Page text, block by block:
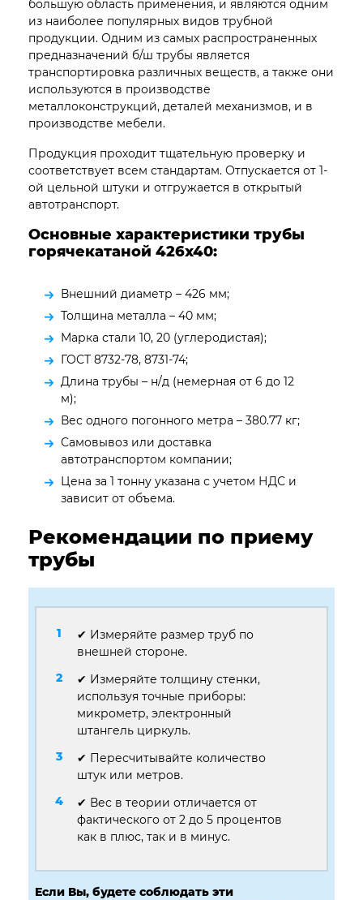
большую область применения, и являются одним
из наиболее популярных видов трубной
продукции. Одним из самых распространенных
предназначений б/ш трубы является
транспортировка различных веществ, а также они
используются в производстве
металлоконструкций, деталей механизмов, и в
производстве мебели.
Продукция проходит тщательную проверку и
соответствует всем стандартам. Отпускается от 1-
ой цельной штуки и отгружается в открытый
автотранспорт.
Основные характеристики трубы
горячекатаной 426х40:
Внешний диаметр – 426 мм;
Толщина металла – 40 мм;
Марка стали 10, 20 (углеродистая);
ГОСТ 8732-78, 8731-74;
Длина трубы – н/д (немерная от 6 до 12
м);
Вес одного погонного метра – 380.77 кг;
Самовывоз или доставка
автотранспортом компании;
Цена за 1 тонну указана с учетом НДС и
зависит от объема.
Рекомендации по приему
трубы
✔ Измеряйте размер труб по
внешней стороне.
✔ Измеряйте толщину стенки,
используя точные приборы:
микрометр, электронный
штангель циркуль.
✔ Пересчитывайте количество
штук или метров.
✔ Вес в теории отличается от
фактического от 2 до 5 процентов
как в плюс, так и в минус.
Если Вы, будете соблюдать эти